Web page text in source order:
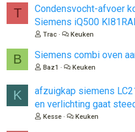
T
Condensvocht-afvoer
Siemens iQ500
Trac Keuken
B Siemens combi oven
Baz1 Keuken
K
afzuigkap siemens
en verlichting gaat
Kesse Keuken